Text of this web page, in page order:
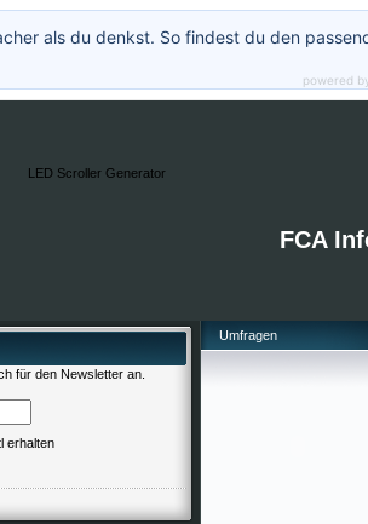
LED Scroller Generator
FCA
für den Newsletter an.
erhalten
Umfragen
als du denkst. So findest du den
powered